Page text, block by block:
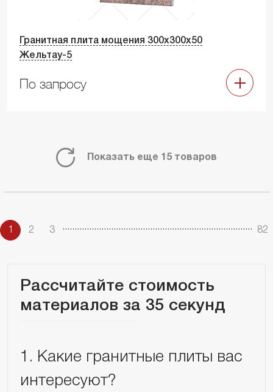
Гранитная плита мощения 300х300х50
Жельтау-5
По запросу
Показать еще 15 товаров
1 2 3 . . . . . . . . . . . . . . . . . . . . . . . . . . . . . . . . . . . . . . . . . . . . . . . . . . . . . . . . . . . . . . . . . . . . . . . . . . . . . . 82
Рассчитайте стоимость
материалов за 35 секунд
1. Какие гранитные плиты вас
интересуют?